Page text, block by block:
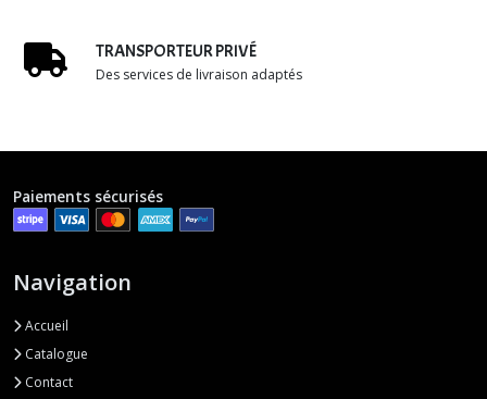
TRANSPORTEUR PRIVÉ
Des services de livraison adaptés
Paiements sécurisés
Navigation
Accueil
Catalogue
Contact